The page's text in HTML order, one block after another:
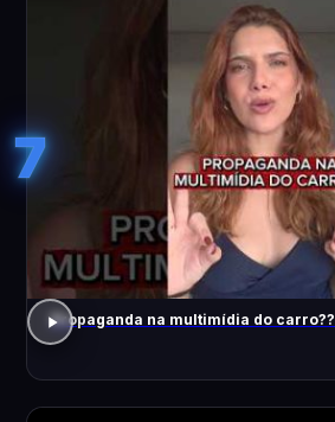
7
Propaganda na multimídia do carro??